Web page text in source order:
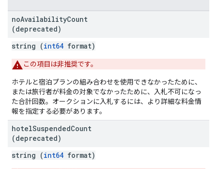
noAvailabilityCount
(deprecated)
string (int64 format)
この項目は非推奨です。
ホテルと宿泊プランの組み合わせを使用できなかったために、
または旅行者が料金の対象でなかったために、入札不可になっ
た合計回数。オークションに入札するには、より詳細な料金情
報を指定する必要があります。
hotelSuspendedCount
(deprecated)
string (int64 format)